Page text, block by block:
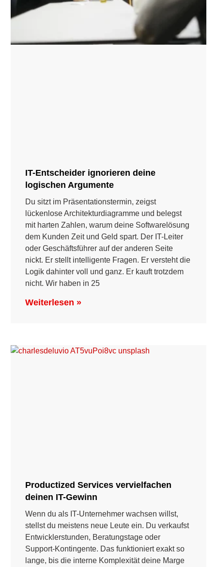
IT-Entscheider ignorieren deine
logischen Argumente
Du sitzt im Präsentationstermin, zeigst
lückenlose Architekturdiagramme und belegst
mit harten Zahlen, warum deine Softwarelösung
dem Kunden Zeit und Geld spart. Der IT-Leiter
oder Geschäftsführer auf der anderen Seite
nickt. Er stellt intelligente Fragen. Er versteht die
Logik dahinter voll und ganz. Er kauft trotzdem
nicht. Wir haben in 25
Weiterlesen »
Productized Services vervielfachen
deinen IT-Gewinn
Wenn du als IT-Unternehmer wachsen willst,
stellst du meistens neue Leute ein. Du verkaufst
Entwicklerstunden, Beratungstage oder
Support-Kontingente. Das funktioniert exakt so
lange, bis die interne Komplexität deine Marge